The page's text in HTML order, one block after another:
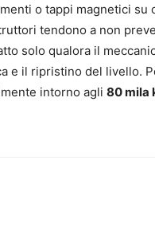
o tappi magnetici su
tendono a non
solo qualora il
e il ripristino del livello.
intorno agli 80 mila